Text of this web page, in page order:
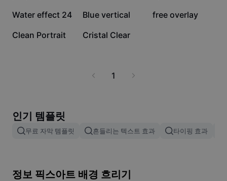
이미지 병합
이미지 비율 조정
1.8천
Water effect 24 1천
Blue vertical 535
free overlay
497
Clean Portrait 67
Cristal Clear
1
인기 템플릿
무료 자막 템플릿 흔들리는 텍스트 효과 타이핑 효과
정보 픽스아트 배경 흐리기